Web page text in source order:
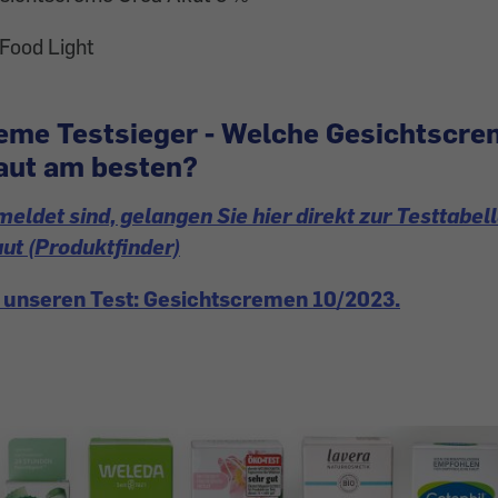
Light
Testsieger - Welche
am besten?
sind, gelangen Sie hier direkt zur
(Produktfinder)
Test: Gesichtscremen 10/2023.